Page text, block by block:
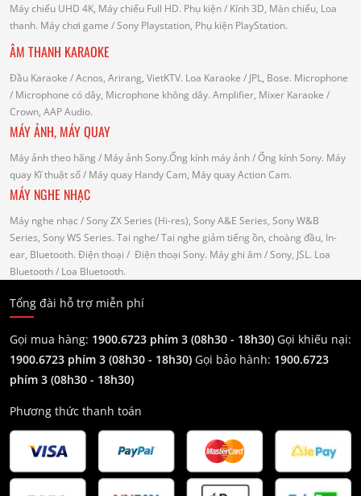
Máy chiếu UHD 4K, Máy chiếu Full HD. Phụ kiện/ Kính 3D, Màn chiếu, Loa
thanh. Máy chơi game / Sony Playstation, Phụ kiện PlayStation.
ÂM THANH KARAOKE
Đầu Karaoke / Acnos, Arirang, VietKTV. Loa Karaoke / JPL, Bose. Microphone
/ Microphone có dây, Microphone không dây. Amplifier, Mixer Karaoke /
Crown, AAP Audio.
MÁY ẢNH, MÁY QUAY
Máy ảnh theo hãng / Máy ảnh Sony.Ống kính máy ảnh / Ống kính Sony. Máy
quay Kĩ thuật số/ Máy quay Handy Cam, Máy quay Action Cam.
MÁY NGHE NHẠC
Máy nghe nhạc / Sony ZX Series (Hi-res), Sony A&E Series, Sony W&B
Series, Sony WS Series. Tai nghe/ Tai nghe giảm tiếng ồn, choàng đầu, In-
ear, Bluetooth. Điện thoại / Điện thoại Sony. Máy ghi âm / Sony, JSL. Loa
Bluetooth/ Loa Bluetooth.
Tổng đài hỗ trợ miễn phí
Gọi mua hàng: 1900.6723 phím 3 (08h30 - 18h30) Gọi khiếu nại:
1900.6723 phím 3 (08h30 - 18h30) Gọi bảo hành: 1900.6723
phím 3 (08h30 - 18h30)
Phương thức thanh toán